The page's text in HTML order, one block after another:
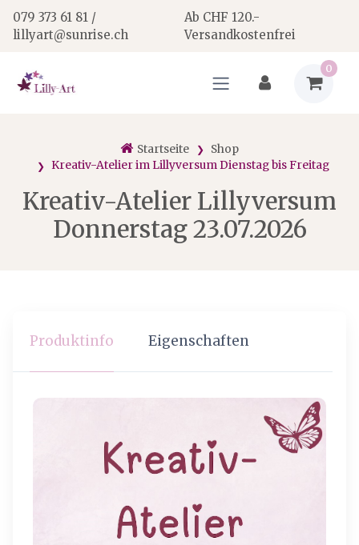
079 373 61 81 /
lillyart@sunrise.ch
Ab CHF 120.-
Versandkostenfrei
0
Startseite
Shop
Kreativ-Atelier im Lillyversum Dienstag bis Freitag
Kreativ-Atelier Lillyversum
Donnerstag 23.07.2026
Produktinfo Eigenschaften